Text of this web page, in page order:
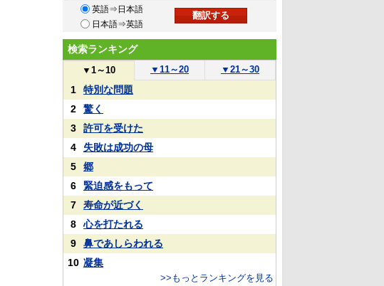
英語⇒日本語
日本語⇒英語
検索ランキング
▼ 1～10 ▼ 11～20 ▼ 21～30
1
特別な問題
2
驚く
3
許可を受けた
4
失敗は成功の母
5
郷
6
緊迫感をもって
7
寿命が近づく
8
心を打たれる
9
鼻であしらわれる
10 凝集
>>もっとランキングを見る